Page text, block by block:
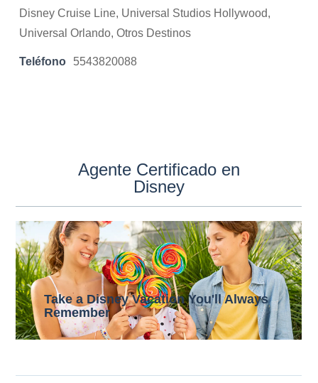
Disney Cruise Line, Universal Studios Hollywood,
Universal Orlando, Otros Destinos
Teléfono 5543820088